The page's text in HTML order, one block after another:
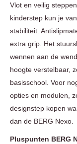
Vlot en veilig
kinderstep kun je
stabiliteit.
extra grip. Het
wennen aan de
hoogte verstelbaar,
basisschool. Voor
opties en modulen,
designstep kopen
dan de BERG Nexo.
Pluspunten BERG